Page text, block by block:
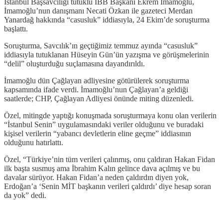
İstanbul Başsavcılığı tutuklu İBB Başkanı Ekrem İmamoğlu,
İmamoğlu’nun danışmanı Necati Özkan ile gazeteci Merdan
Yanardağ hakkında “casusluk” iddiasıyla, 24 Ekim’de soruşturma
başlattı.
Soruşturma, Savcılık’ın geçtiğimiz temmuz ayında “casusluk”
iddiasıyla tutuklanan Hüseyin Gün’ün yazışma ve görüşmelerinin
“delil” oluşturduğu suçlamasına dayandırıldı.
İmamoğlu dün Çağlayan adliyesine götürülerek soruşturma
kapsamında ifade verdi. İmamoğlu’nun Çağlayan’a geldiği
saatlerde; CHP, Çağlayan Adliyesi önünde miting düzenledi.
Özel, mitingde yaptığı konuşmada soruşturmaya konu olan verilerin
“İstanbul Senin” uygulamasındaki veriler olduğunu ve buradaki
kişisel verilerin “yabancı devletlerin eline geçme” iddiasının
olduğunu hatırlattı.
Özel, “Türkiye’nin tüm verileri çalınmış, onu çaldıran Hakan Fidan
ilk başta susmuş ama İbrahim Kalın gelince dava açılmış ve bu
davalar sürüyor. Hakan Fidan’a neden çaldırdın diyen yok,
Erdoğan’a ‘Senin MİT başkanın verileri çaldırdı’ diye hesap soran
da yok” dedi.